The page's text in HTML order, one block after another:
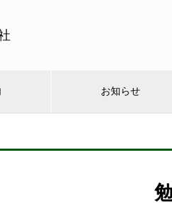
お知らせ